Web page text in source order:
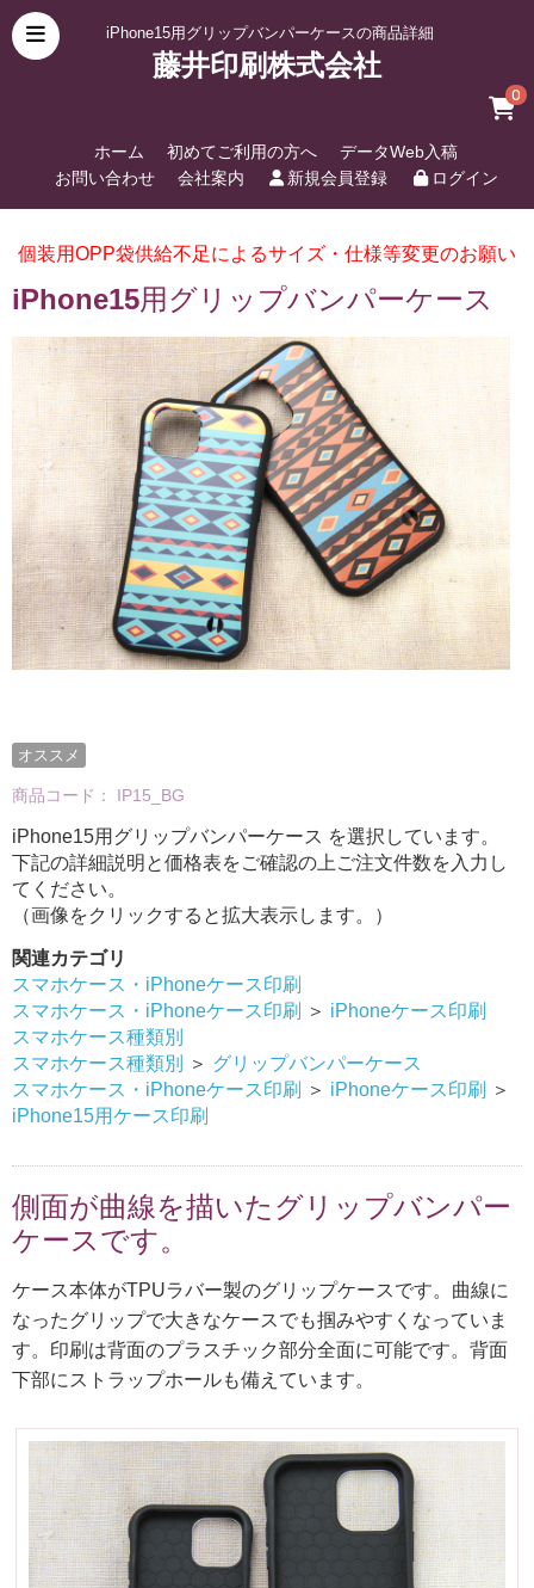
iPhone15用グリップバンパーケースの商品詳細
藤井印刷株式会社
0
ホーム 初めてご利用の方へ
データWeb入稿
お問い合わせ
会社案内 新規会員登録 ログイン
個装用OPP袋供給不足によるサイズ・仕様等変更のお願い
iPhone15用グリップバンパーケース
オススメ
商品コード： IP15_BG
iPhone15用グリップバンパーケース を選択しています。
下記の詳細説明と価格表をご確認の上ご注文件数を入力し
てください。
（画像をクリックすると拡大表示します。）
関連カテゴリ
スマホケース・iPhoneケース印刷
スマホケース・iPhoneケース印刷
＞ iPhoneケース印刷
スマホケース種類別
スマホケース種類別
＞ グリップバンパーケース
スマホケース・iPhoneケース印刷
＞ iPhoneケース印刷
＞
iPhone15用ケース印刷
側面が曲線を描いたグリップバンパー
ケースです。
ケース本体がTPUラバー製のグリップケースです。曲線に
なったグリップで大きなケースでも掴みやすくなっていま
す。印刷は背面のプラスチック部分全面に可能です。背面
下部にストラップホールも備えています。